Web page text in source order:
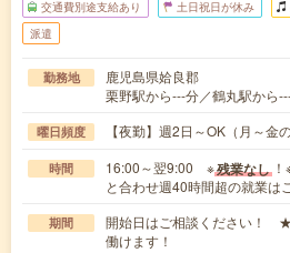
交通費別途支給あり 土日祝日が休み
派遣
勤務地
鹿児島県姶良郡
栗野駅から---分／鶴丸駅から
曜日頻度 【夜勤】週2日～OK（月～金の
時間 16:00～翌9:00 ※残業なし
と合わせ週40時間超の就業は
期間
開始日はご相談ください！
働けます！